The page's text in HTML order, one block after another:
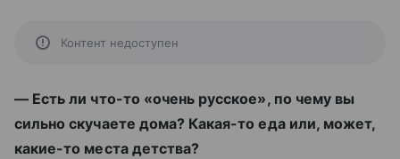
Контент недоступен
— Есть ли что-то «очень русское», по чему вы
сильно скучаете дома? Какая-то еда или, может,
какие-то места детства?